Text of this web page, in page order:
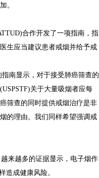
。
合作开发了一项指南，指
生应当建议患者戒烟并给予戒
南显示，对于接受肺癌筛查的
关于大量吸烟者应每
筛查的同时提供戒烟治疗是非
的理由。我们同样希望强调戒
来越多的证据显示，电子烟作
造成健康风险。